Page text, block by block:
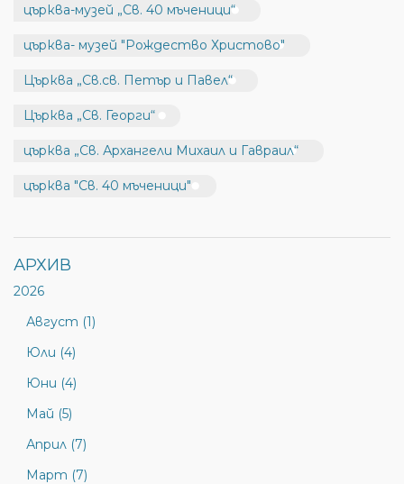
църква-музей „Св. 40 мъченици“
църква- музей "Рождество Христово"
Църква „Св.св. Петър и Павел“
Църква „Св. Георги“
църква „Св. Архангели Михаил и Гавраил“
църква "Св. 40 мъченици"
АРХИВ
2026
Август (1)
Юли (4)
Юни (4)
Май (5)
Април (7)
Март (7)